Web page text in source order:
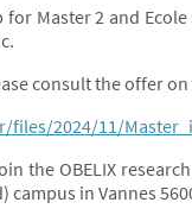
Master 2 and
consult the offer
files/2024/11/
the OBELIX
campus in Vannes